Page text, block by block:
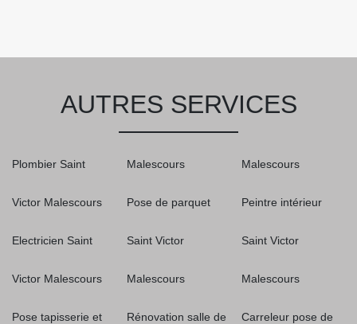
AUTRES SERVICES
Plombier Saint
Victor Malescours
Electricien Saint
Victor Malescours
Pose tapisserie et
Malescours
Pose de parquet
Saint Victor
Malescours
Rénovation salle de
Malescours
Peintre intérieur
Saint Victor
Malescours
Carreleur pose de